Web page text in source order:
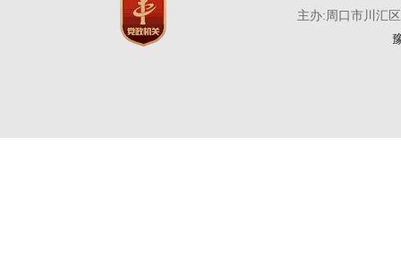
主办:周口市川汇